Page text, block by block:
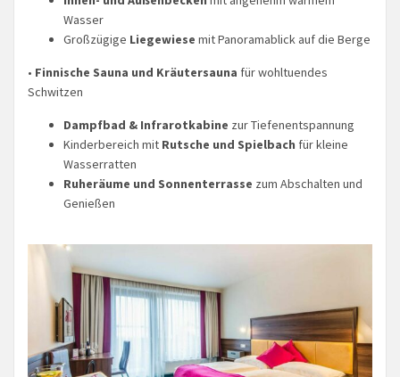
Wasser
Großzügige Liegewiese mit Panoramablick auf die Berge
• Finnische Sauna und Kräutersauna für wohltuendes
Schwitzen
Dampfbad & Infrarotkabine zur Tiefenentspannung
Kinderbereich mit Rutsche und Spielbach für kleine
Wasserratten
Ruheräume und Sonnenterrasse zum Abschalten und
Genießen